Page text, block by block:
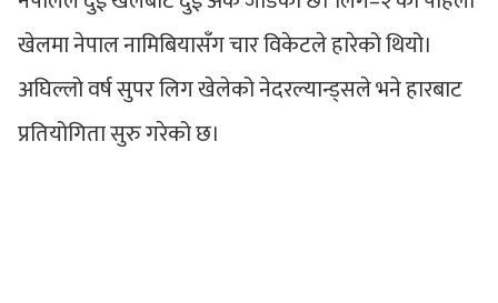
खेलमा नेपाल नामिबियासँग चार विकेटले हारेको थियो।
अघिल्लो वर्ष सुपर लिग खेलेको नेदरल्यान्ड्सले भने हारबाट
प्रतियोगिता सुरु गरेको छ।